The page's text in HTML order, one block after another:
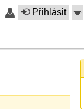
Přihlásit